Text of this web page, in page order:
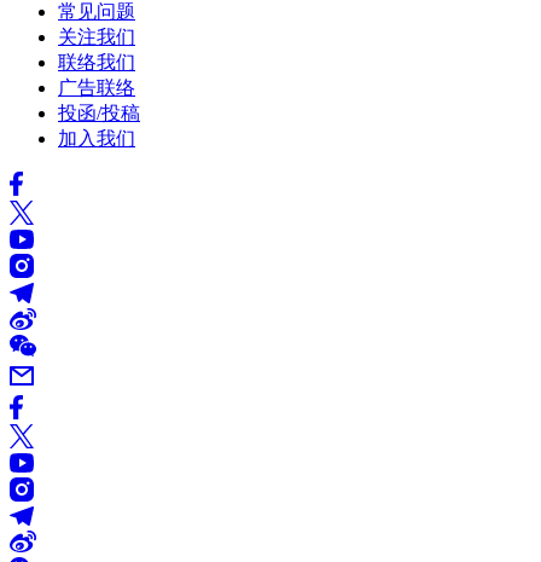
常见问题
关注我们
联络我们
广告联络
投函/投稿
加入我们